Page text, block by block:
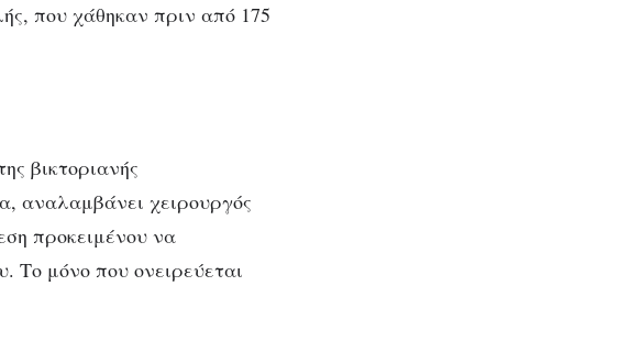
που χάθηκαν πριν από 175
βικτοριανής
αναλαμβάνει χειρουργός
προκειμένου να
Το μόνο που ονειρεύεται